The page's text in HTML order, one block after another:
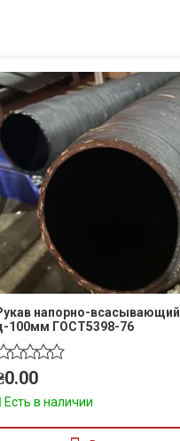
напорно-всасывающий
100мм ГОСТ5398-76
0.00
Есть в наличии